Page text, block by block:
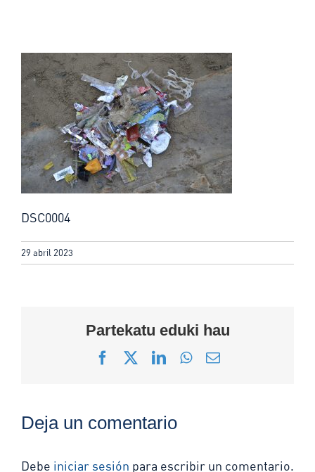
DSC0004
29 abril 2023
Partekatu eduki hau
Facebook
X LinkedInWhatsApp
Correo
Deja un comentario
Debe iniciar sesión para escribir un comentario.